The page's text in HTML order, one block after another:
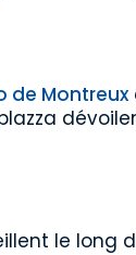
de Montreux
le long